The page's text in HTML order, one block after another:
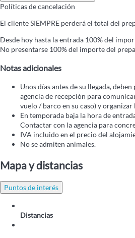
Políticas de cancelación
El cliente SIEMPRE perderá el total del
Desde hoy hasta la entrada 100% del
No presentarse 100% del importe del
Notas adicionales
Unos días antes de su llegada,
agencia de recepción para
vuelo / barco en su caso) y organizar
En temporada baja la hora de
Contactar con la agencia para
IVA incluido en el precio del
No se admiten animales.
Mapa y distancias
Puntos de interés
Distancias